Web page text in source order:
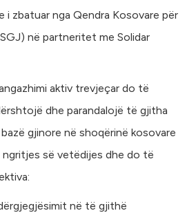
i zbatuar nga Qendra Kosovare për
në partneritet me Solidar
aktiv trevjeçar do të
dhe parandalojë të gjitha
gjinore në shoqërinë kosovare
ngritjes së vetëdijes dhe do të
në të gjithë